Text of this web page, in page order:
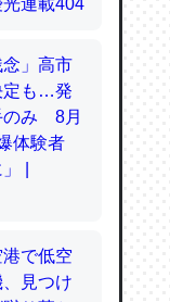
…。腹足